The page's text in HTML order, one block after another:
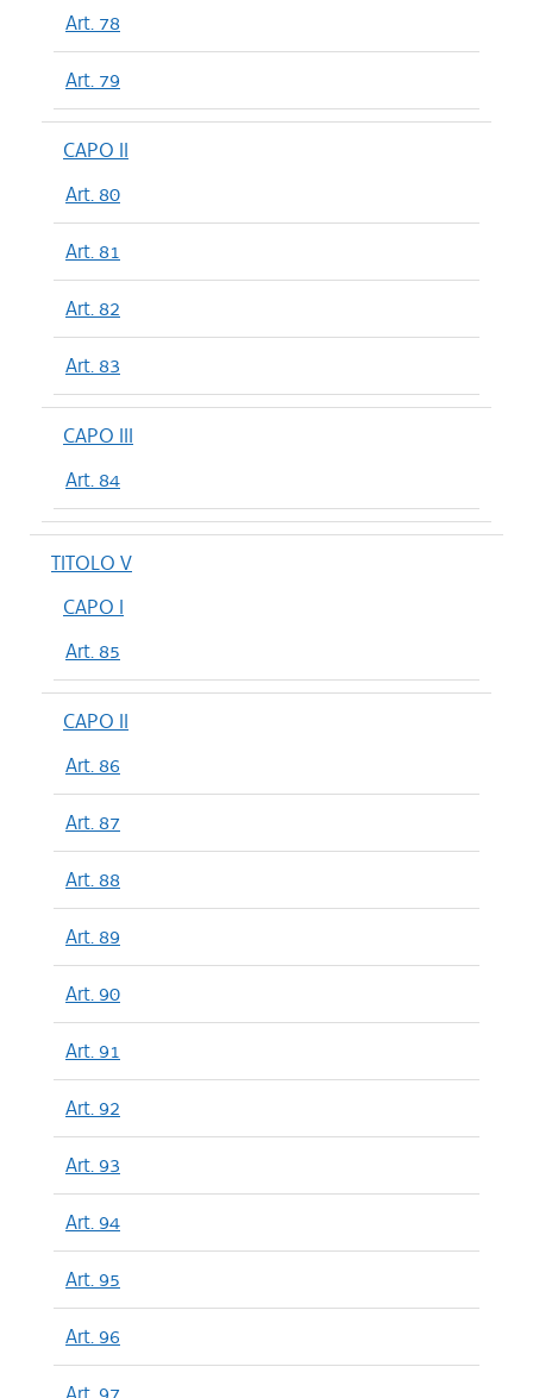
Art. 78
Art. 79
CAPO II
Art. 80
Art. 81
Art. 82
Art. 83
CAPO III
Art. 84
TITOLO V
CAPO I
Art. 85
CAPO II
Art. 86
Art. 87
Art. 88
Art. 89
Art. 90
Art. 91
Art. 92
Art. 93
Art. 94
Art. 95
Art. 96